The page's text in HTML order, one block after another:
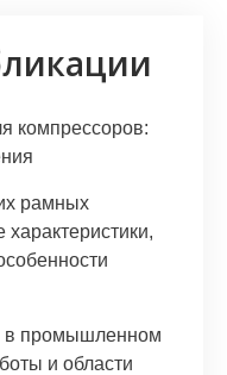
компрессоров:
рамных
в промышленном
и области